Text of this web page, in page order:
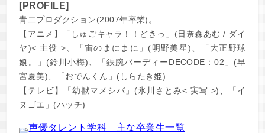
[PROFILE]
青二プロダクション(2007年卒業)。
【アニメ】「しゅごキャラ！！どきっ」(日奈森あむ / ダイ
ヤ)< 主役 >、「宙のまにまに」(明野美星)、「大正野球
娘。」(鈴川小梅)、「鉄腕バーディーDECODE：02」(早
宮夏美)、「おでんくん」(しらたき姫)
【テレビ】「幼獣マメシバ」(氷川さとみ< 実写 >)、「イ
ヌゴエ」(ハッチ)